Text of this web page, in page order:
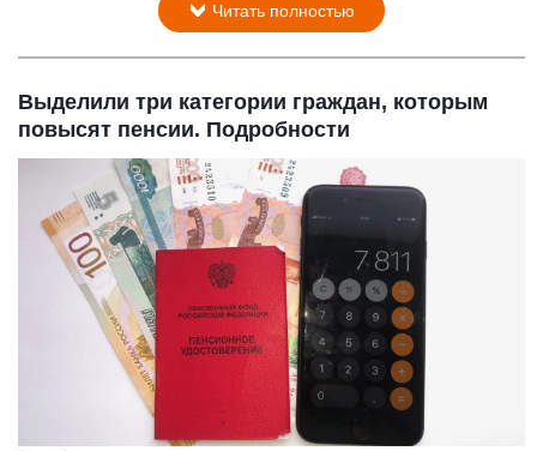
Читать полностью
Выделили три категории граждан, которым
повысят пенсии. Подробности